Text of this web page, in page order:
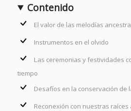
Contenido
El valor de las melodías
Instrumentos en el olvido
Las ceremonias y festividades
tiempo
Desafíos en la conservación de
Reconexión con nuestras raíces